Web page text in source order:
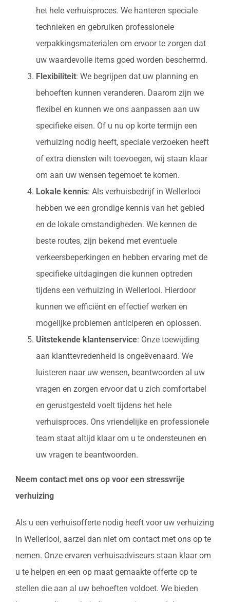
het hele verhuisproces. We hanteren speciale
technieken en gebruiken professionele
verpakkingsmaterialen om ervoor te zorgen dat
uw waardevolle items goed worden beschermd.
Flexibiliteit: We begrijpen dat uw planning en
behoeften kunnen veranderen. Daarom zijn we
flexibel en kunnen we ons aanpassen aan uw
specifieke eisen. Of u nu op korte termijn een
verhuizing nodig heeft, speciale verzoeken heeft
of extra diensten wilt toevoegen, wij staan klaar
om aan uw wensen tegemoet te komen.
Lokale kennis: Als verhuisbedrijf in Wellerlooi
hebben we een grondige kennis van het gebied
en de lokale omstandigheden. We kennen de
beste routes, zijn bekend met eventuele
verkeersbeperkingen en hebben ervaring met de
specifieke uitdagingen die kunnen optreden
tijdens een verhuizing in Wellerlooi. Hierdoor
kunnen we efficiënt en effectief werken en
mogelijke problemen anticiperen en oplossen.
Uitstekende klantenservice: Onze toewijding
aan klanttevredenheid is ongeëvenaard. We
luisteren naar uw wensen, beantwoorden al uw
vragen en zorgen ervoor dat u zich comfortabel
en gerustgesteld voelt tijdens het hele
verhuisproces. Ons vriendelijke en professionele
team staat altijd klaar om u te ondersteunen en
uw vragen te beantwoorden.
Neem contact met ons op voor een stressvrije
verhuizing
Als u een verhuisofferte nodig heeft voor uw verhuizing
in Wellerlooi, aarzel dan niet om contact met ons op te
nemen. Onze ervaren verhuisadviseurs staan klaar om
u te helpen en een op maat gemaakte offerte op te
stellen die aan al uw behoeften voldoet. We bieden